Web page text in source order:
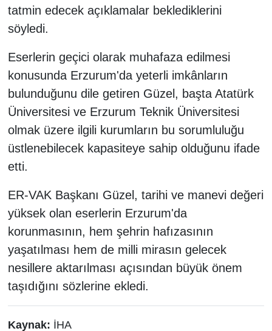
tatmin edecek açıklamalar beklediklerini
söyledi.
Eserlerin geçici olarak muhafaza edilmesi
konusunda Erzurum'da yeterli imkânların
bulunduğunu dile getiren Güzel, başta Atatürk
Üniversitesi ve Erzurum Teknik Üniversitesi
olmak üzere ilgili kurumların bu sorumluluğu
üstlenebilecek kapasiteye sahip olduğunu ifade
etti.
ER-VAK Başkanı Güzel, tarihi ve manevi değeri
yüksek olan eserlerin Erzurum'da
korunmasının, hem şehrin hafızasının
yaşatılması hem de milli mirasın gelecek
nesillere aktarılması açısından büyük önem
taşıdığını sözlerine ekledi.
Kaynak: İHA